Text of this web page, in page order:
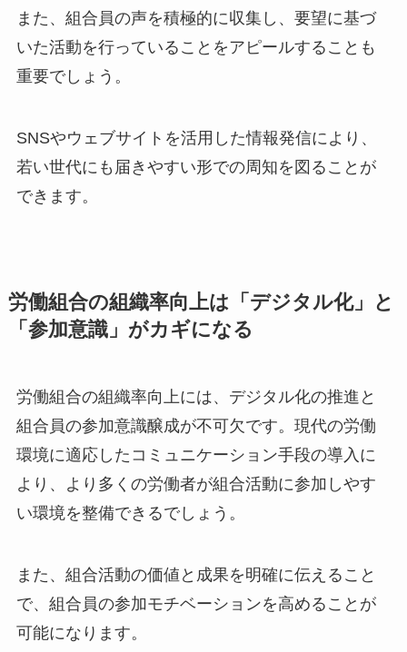
また、組合員の声を積極的に収集し、要望に基づ
いた活動を行っていることをアピールすることも
重要でしょう。
SNSやウェブサイトを活用した情報発信により、
若い世代にも届きやすい形での周知を図ることが
できます。
労働組合の組織率向上は「デジタル化」と
「参加意識」がカギになる
労働組合の組織率向上には、デジタル化の推進と
組合員の参加意識醸成が不可欠です。現代の労働
環境に適応したコミュニケーション手段の導入に
より、より多くの労働者が組合活動に参加しやす
い環境を整備できるでしょう。
また、組合活動の価値と成果を明確に伝えること
で、組合員の参加モチベーションを高めることが
可能になります。